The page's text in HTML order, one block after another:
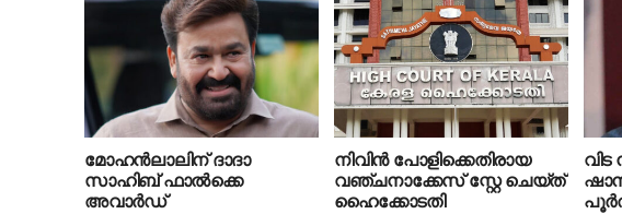
മോഹന്‍ലാലിന് ദാദാ
സാഹിബ് ഫാല്‍ക്കെ
അവാര്‍ഡ്
നിവിന്‍ പോളിക്കെതിരായ
വഞ്ചനാക്കേസ് സ്റ്റേ ചെയ്ത്
ഹൈക്കോടതി